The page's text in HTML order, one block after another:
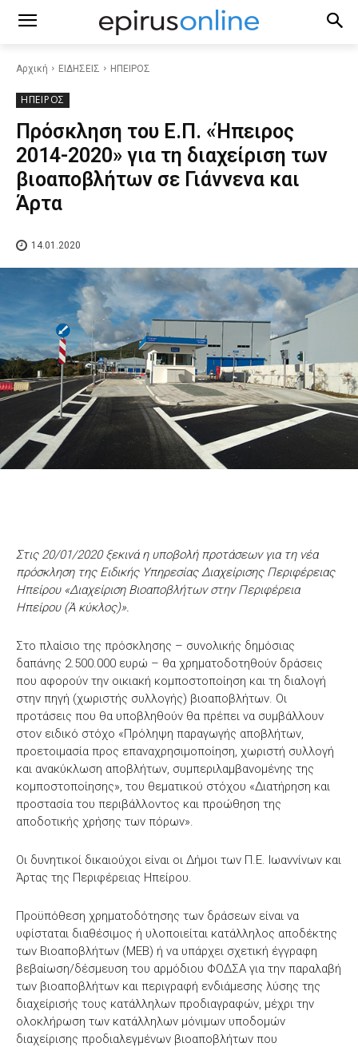
Αρχική ΕΙΔΗΣΕΙΣ ΗΠΕΙΡΟΣ
ΗΠΕΙΡΟΣ
Πρόσκληση του Ε.Π. «Ήπειρος
2014-2020» για τη διαχείριση των
βιοαποβλήτων σε Γιάννενα και
Άρτα
14.01.2020
Στις 20/01/2020 ξεκινά η υποβολή προτάσεων για τη νέα
πρόσκληση της Ειδικής Υπηρεσίας Διαχείρισης Περιφέρειας
Ηπείρου «Διαχείριση Βιοαποβλήτων στην Περιφέρεια
Ηπείρου (Ά κύκλος)».
Στο πλαίσιο της πρόσκλησης – συνολικής δημόσιας
δαπάνης 2.500.000 ευρώ – θα χρηματοδοτηθούν δράσεις
που αφορούν την οικιακή κομποστοποίηση και τη διαλογή
στην πηγή (χωριστής συλλογής) βιοαποβλήτων. Οι
προτάσεις που θα υποβληθούν θα πρέπει να συμβάλλουν
στον ειδικό στόχο «Πρόληψη παραγωγής αποβλήτων,
προετοιμασία προς επαναχρησιμοποίηση, χωριστή συλλογή
και ανακύκλωση αποβλήτων, συμπεριλαμβανομένης της
κομποστοποίησης», του θεματικού στόχου «Διατήρηση και
προστασία του περιβάλλοντος και προώθηση της
αποδοτικής χρήσης των πόρων».
Οι δυνητικοί δικαιούχοι είναι οι Δήμοι των Π.Ε. Ιωαννίνων και
Άρτας της Περιφέρειας Ηπείρου.
Προϋπόθεση χρηματοδότησης των δράσεων είναι να
υφίσταται διαθέσιμος ή υλοποιείται κατάλληλος αποδέκτης
των Βιοαποβλήτων (ΜΕΒ) ή να υπάρχει σχετική έγγραφη
βεβαίωση/δέσμευση του αρμόδιου ΦΟΔΣΑ για την παραλαβή
των βιοαποβλήτων και περιγραφή ενδιάμεσης λύσης της
διαχείρισής τους κατάλληλων προδιαγραφών, μέχρι την
ολοκλήρωση των κατάλληλων μόνιμων υποδομών
διαχείρισης προδιαλεγμένων βιοαποβλήτων που